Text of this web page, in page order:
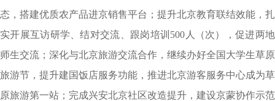
态，搭建优质农产品进京销售平台；提升北京教育联结效能，扎
实开展互访研学、结对交流、跟岗培训500人（次），促进两地
师生交流；深化与北京旅游交流合作，继续办好全国大学生草原
旅游节，提升建国饭店服务功能，推进北京游客服务中心成为草
原旅游第一站；完成兴安北京社区改造提升，建设京蒙协作示范